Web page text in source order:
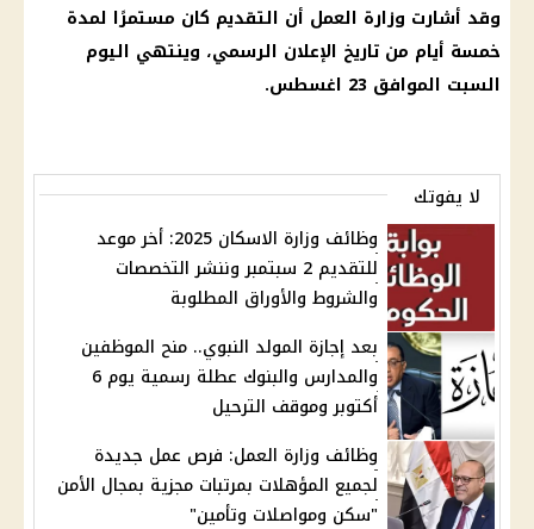
وقد أشارت وزارة العمل أن التقديم كان مستمرًا لمدة
خمسة أيام من تاريخ الإعلان الرسمي، وينتهي اليوم
السبت الموافق 23 اغسطس.
لا يفوتك
وظائف وزارة الاسكان 2025: أخر موعد
للتقديم 2 سبتمبر وننشر التخصصات
والشروط والأوراق المطلوبة
بعد إجازة المولد النبوي.. منح الموظفين
والمدارس والبنوك عطلة رسمية يوم 6
أكتوبر وموقف الترحيل
وظائف وزارة العمل: فرص عمل جديدة
لجميع المؤهلات بمرتبات مجزية بمجال الأمن
"سكن ومواصلات وتأمين"